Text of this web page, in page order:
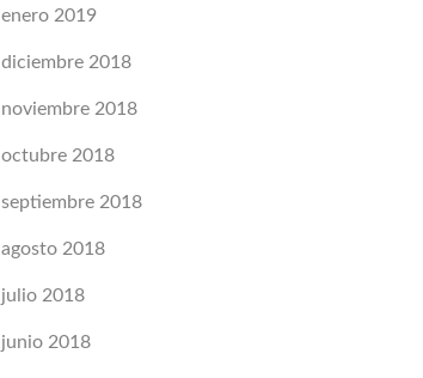
enero 2019
diciembre 2018
noviembre 2018
octubre 2018
septiembre 2018
agosto 2018
julio 2018
junio 2018